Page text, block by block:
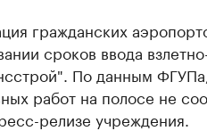
гражданских
сроков ввода
По данным ФГУПа,
работ на полосе не
релизе учреждения.